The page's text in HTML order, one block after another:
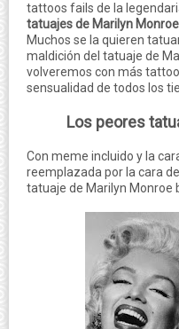
tattoos fails de la
tatuajes de Marilyn Monroe
Muchos se la quieren
maldición del tatuaje de
volveremos con más
sensualidad de todos los
Los peores
Con meme incluido y la
reemplazada por la cara
tatuaje de Marilyn Monroe